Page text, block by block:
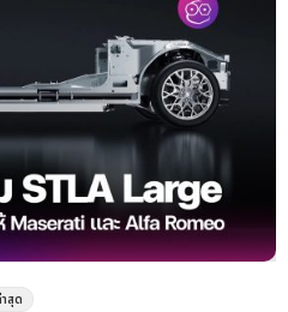
สุด